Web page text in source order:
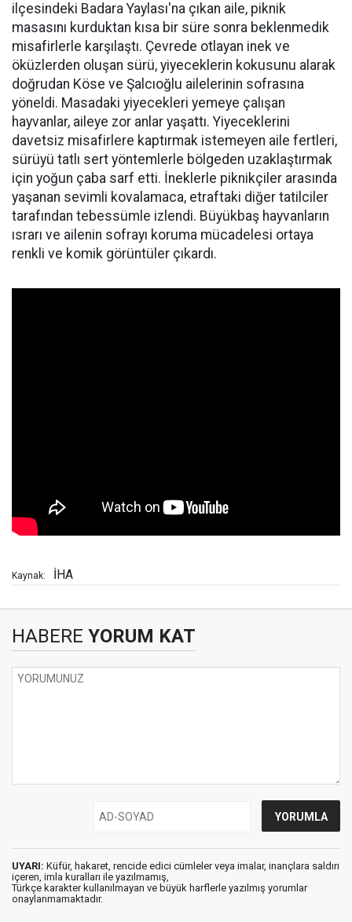
ilçesindeki Badara Yaylası'na çıkan aile, piknik
masasını kurduktan kısa bir süre sonra beklenmedik
misafirlerle karşılaştı. Çevrede otlayan inek ve
öküzlerden oluşan sürü, yiyeceklerin kokusunu alarak
doğrudan Köse ve Şalcıoğlu ailelerinin sofrasına
yöneldi. Masadaki yiyecekleri yemeye çalışan
hayvanlar, aileye zor anlar yaşattı. Yiyeceklerini
davetsiz misafirlere kaptırmak istemeyen aile fertleri,
sürüyü tatlı sert yöntemlerle bölgeden uzaklaştırmak
için yoğun çaba sarf etti. İneklerle piknikçiler arasında
yaşanan sevimli kovalamaca, etraftaki diğer tatilciler
tarafından tebessümle izlendi. Büyükbaş hayvanların
ısrarı ve ailenin sofrayı koruma mücadelesi ortaya
renkli ve komik görüntüler çıkardı.
Kaynak: İHA
HABERE YORUM KAT
UYARI: Küfür, hakaret, rencide edici cümleler veya imalar, inançlara saldırı
içeren, imla kuralları ile yazılmamış,
Türkçe karakter kullanılmayan ve büyük harflerle yazılmış yorumlar
onaylanmamaktadır.